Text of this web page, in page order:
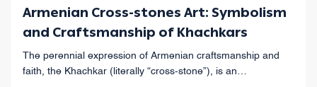
Armenian Cross-stones Art: Symbolism
and Craftsmanship of Khachkars
The perennial expression of Armenian craftsmanship and
faith, the Khachkar (literally “cross-stone”), is an